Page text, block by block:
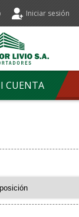
Iniciar sesión
CUENTA